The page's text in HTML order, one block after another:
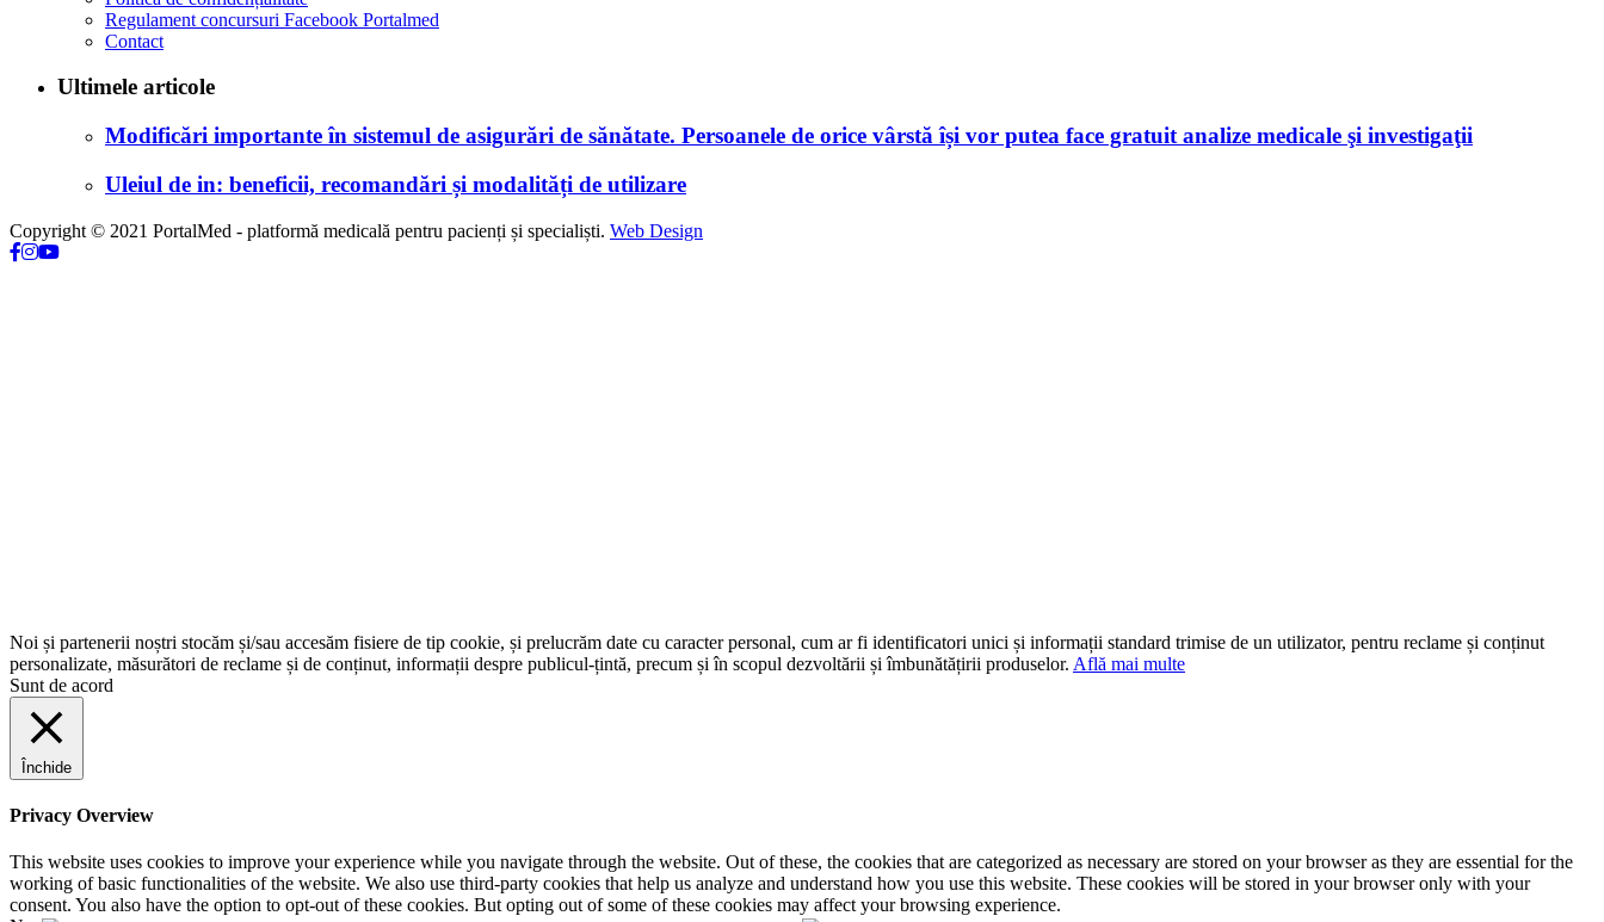
Regulament concursuri Facebook Portalmed
Contact
Ultimele articole
Modificări importante în sistemul de asigurări de sănătate. Persoanele de orice vârstă își vor putea face gratuit analize medicale şi investigaţii
Uleiul de in: beneficii, recomandări și modalități de utilizare
Copyright © 2021 PortalMed - platformă medicală pentru pacienți și specialiști. Web Design
Noi și partenerii noștri stocăm și/sau accesăm fisiere de tip cookie, și prelucrăm date cu caracter personal, cum ar fi identificatori unici și informații standard trimise de un utilizator, pentru reclame și conținut
personalizate, măsurători de reclame și de conținut, informații despre publicul-țintă, precum și în scopul dezvoltării și îmbunătățirii produselor. Află mai multe
Sunt de acord
Închide
Privacy Overview
This website uses cookies to improve your experience while you navigate through the website. Out of these, the cookies that are categorized as necessary are stored on your browser as they are essential for the
working of basic functionalities of the website. We also use third-party cookies that help us analyze and understand how you use this website. These cookies will be stored in your browser only with your
consent. You also have the option to opt-out of these cookies. But opting out of some of these cookies may affect your browsing experience.